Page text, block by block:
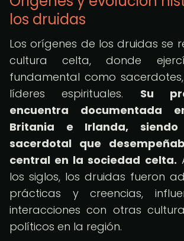
los druidas
Los orígenes de los druidas se
cultura celta, donde
fundamental como
líderes espirituales. Su
encuentra documentada
Britania e Irlanda,
sacerdotal que
central en la sociedad celta.
los siglos, los druidas fueron
prácticas y creencias,
interacciones con otras
políticos en la región.